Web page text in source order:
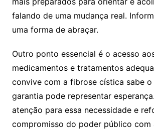
falando de uma mudança real.
uma forma de abraçar.
Outro ponto essencial é o acesso
medicamentos e tratamentos
convive com a fibrose cística sabe o
garantia pode representar
atenção para essa necessidade e
compromisso do poder público com